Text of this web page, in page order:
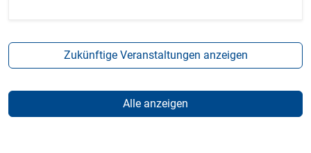
Zukünftige Veranstaltungen anzeigen
Alle anzeigen